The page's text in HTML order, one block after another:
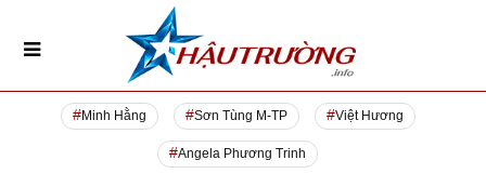
Minh Hằng Sơn Tùng M-TP Việt Hương
Angela Phương Trinh